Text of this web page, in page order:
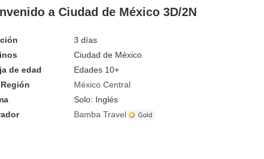
a Ciudad de México 3D/2N
3 días
Ciudad de México
de edad
Edades 10+
México Central
Solo: Inglés
Bamba Travel